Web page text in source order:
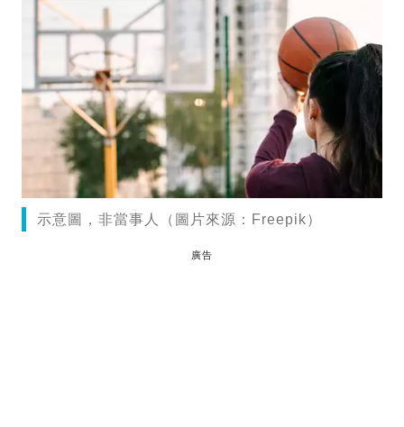
示意圖，非當事人（圖片來源：Freepik）
廣告